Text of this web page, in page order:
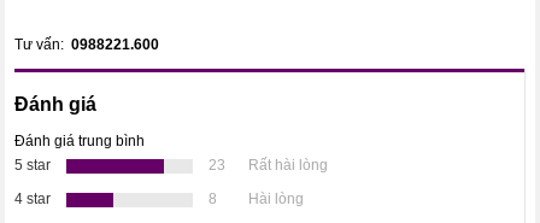
Tư vấn:0988221.600
Đánh giá
Đánh giá trung bình
5 star
23
Rất hài lòng
4 star
8
Hài lòng